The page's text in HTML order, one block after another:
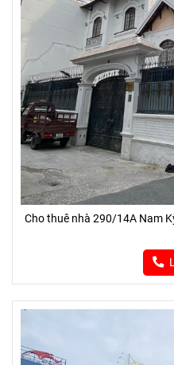
Cho thuê nhà 290/14A Nam